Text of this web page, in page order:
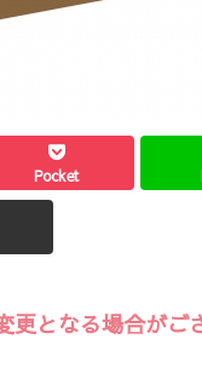
Pocket
となる場合がご